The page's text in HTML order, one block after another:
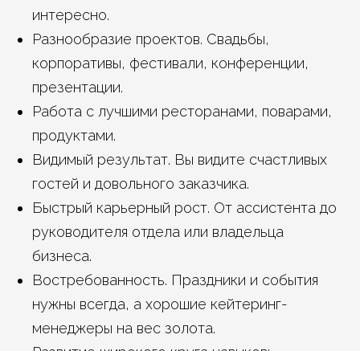
интересно.
Разнообразие проектов. Свадьбы,
корпоративы, фестивали, конференции,
презентации.
Работа с лучшими ресторанами, поварами,
продуктами.
Видимый результат. Вы видите счастливых
гостей и довольного заказчика.
Быстрый карьерный рост. От ассистента до
руководителя отдела или владельца
бизнеса.
Востребованность. Праздники и события
нужны всегда, а хорошие кейтеринг-
менеджеры на вес золота.